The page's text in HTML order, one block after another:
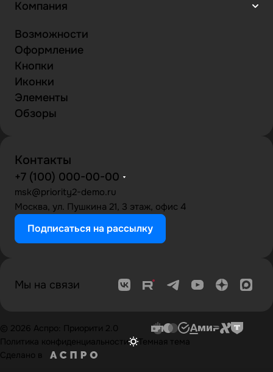
Компания
Возможности
Оформление
Кнопки
Иконки
Элементы
Обзоры
Контакты
+7 (100) 000-00-00
msk@priority2-demo.ru
Москва, ул. Пушкина 21, 3 этаж, офис 4
Подписаться на рассылку
Мы на связи
© 2026 Аспро: Приорити 2.0
Политика конфиденциальности
Темная тема
Сделано в